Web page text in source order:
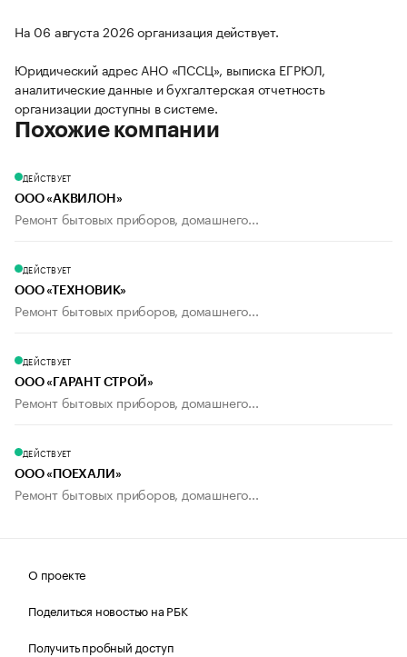
На 06 августа 2026 организация действует.
Юридический адрес АНО «ПССЦ», выписка ЕГРЮЛ,
аналитические данные и бухгалтерская отчетность
организации доступны в системе.
Похожие компании
ДЕЙСТВУЕТ
ООО «АКВИЛОН»
Ремонт бытовых приборов, домашнего...
ДЕЙСТВУЕТ
ООО «ТЕХНОВИК»
Ремонт бытовых приборов, домашнего...
ДЕЙСТВУЕТ
ООО «ГАРАНТ СТРОЙ»
Ремонт бытовых приборов, домашнего...
ДЕЙСТВУЕТ
ООО «ПОЕХАЛИ»
Ремонт бытовых приборов, домашнего...
О проекте
Поделиться новостью на РБК
Получить пробный доступ